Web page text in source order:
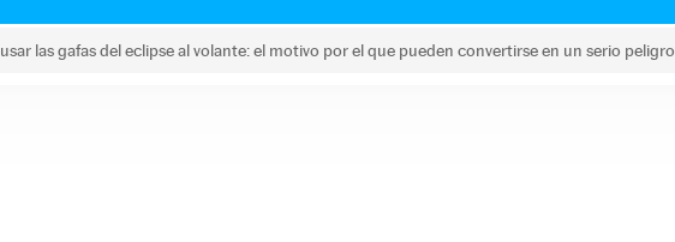
las gafas del eclipse al volante: el motivo por el que pueden convertirse en un serio peligro